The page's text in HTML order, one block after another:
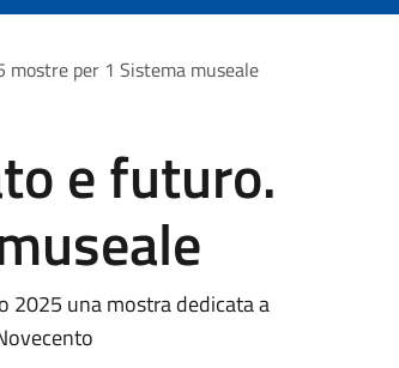
per 1 Sistema museale
e futuro.
2025 una mostra dedicata a